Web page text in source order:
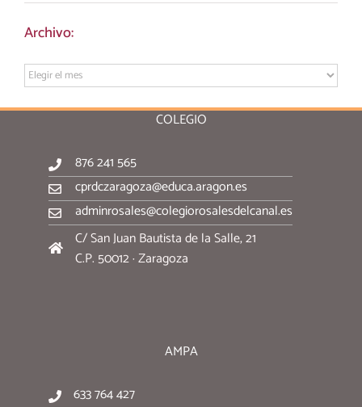
Archivo:
Archivo:
COLEGIO
876 241 565
cprdczaragoza@educa.aragon.es
adminrosales@colegiorosalesdelcanal.es
C/ San Juan Bautista de la Salle, 21
C.P. 50012 · Zaragoza
AMPA
633 764 427